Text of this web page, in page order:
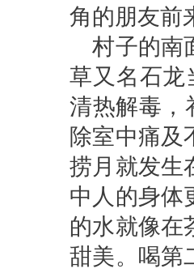
角的朋友
村子的南
草又名石龙
清热解毒，
除室中痛及
捞月就发生
中人的身体
的水就像在
甜美。喝第